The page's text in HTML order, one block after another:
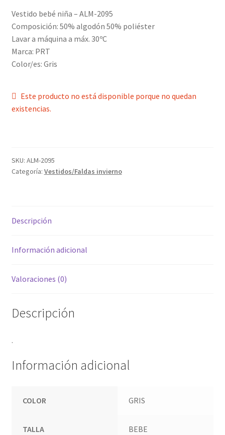
Política de privacidad
Vestido bebé niña – ALM-2095
Composición: 50% algodón 50% poliéster
Lavar a máquina a máx. 30ºC
Marca: PRT
Color/es: Gris
Este producto no está disponible porque no quedan
existencias.
SKU: ALM-2095
Categoría: Vestidos/Faldas invierno
Descripción
Información adicional
Valoraciones (0)
Descripción
.
Información adicional
COLOR GRIS
TALLA BEBE